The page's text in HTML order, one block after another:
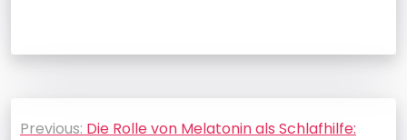
Beitragsnavigation
Previous: Die Rolle von Melatonin als Schlafhilfe: